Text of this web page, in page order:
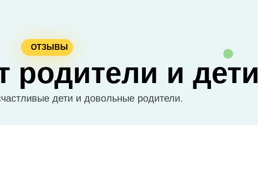
ОТЗЫВЫ
родители и дети
дети и довольные родители.